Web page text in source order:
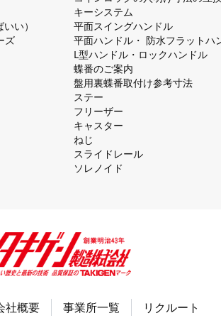
い）
ズ
キーシステム
平⾯スイングハンドル
平⾯ハンドル・ 防⽔フラットハ
L型ハンドル・ロックハンドル
蝶番のご案内
盤⽤裏蝶番取付け参考⼨法
ステー
フリーザー
キャスター
ねじ
スライドレール
ソレノイド
社概要 事業所一覧 リクルート